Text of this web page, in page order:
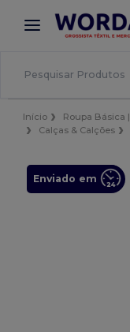
× App
Melhores
Início Roupa Básica
Calças & Calções
Enviado em